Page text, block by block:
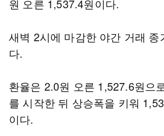
원 오른 1,537.4원이다.
새벽 2시에 마감한 야간 거래
다.
환율은 2.0원 오른 1,527.6원으
를 시작한 뒤 상승폭을 키워
이다.